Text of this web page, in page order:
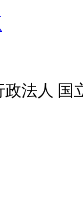
政法人 国